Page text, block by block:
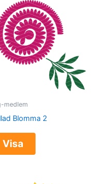
medlem
Blomma 2
Visa